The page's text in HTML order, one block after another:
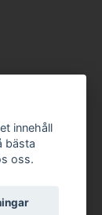
innehåll
bästa
oss.